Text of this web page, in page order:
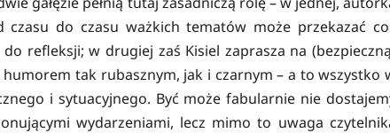
do czasu ważkich tematów może przekazać
refleksji; w drugiej zaś Kisiel zaprasza na
tak rubasznym, jak i czarnym – a to wszystko
i sytuacyjnego. Być może fabularnie nie
wydarzeniami, lecz mimo to uwaga